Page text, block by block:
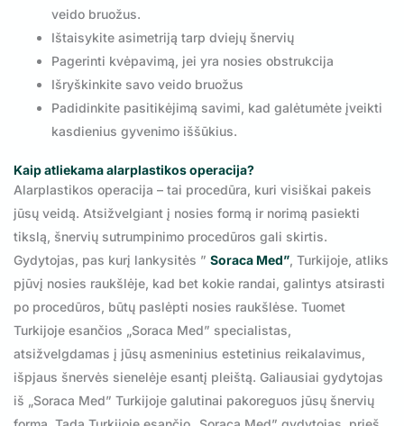
veido bruožus.
Ištaisykite asimetriją tarp dviejų šnervių
Pagerinti kvėpavimą, jei yra nosies obstrukcija
Išryškinkite savo veido bruožus
Padidinkite pasitikėjimą savimi, kad galėtumėte įveikti
kasdienius gyvenimo iššūkius.
Kaip atliekama alarplastikos operacija?
Alarplastikos operacija – tai procedūra, kuri visiškai pakeis
jūsų veidą. Atsižvelgiant į nosies formą ir norimą pasiekti
tikslą, šnervių sutrumpinimo procedūros gali skirtis.
Gydytojas, pas kurį lankysitės ” Soraca Med”, Turkijoje, atliks
pjūvį nosies raukšlėje, kad bet kokie randai, galintys atsirasti
po procedūros, būtų paslėpti nosies raukšlėse. Tuomet
Turkijoje esančios „Soraca Med” specialistas,
atsižvelgdamas į jūsų asmeninius estetinius reikalavimus,
išpjaus šnervės sienelėje esantį pleištą. Galiausiai gydytojas
iš „Soraca Med” Turkijoje galutinai pakoreguos jūsų šnervių